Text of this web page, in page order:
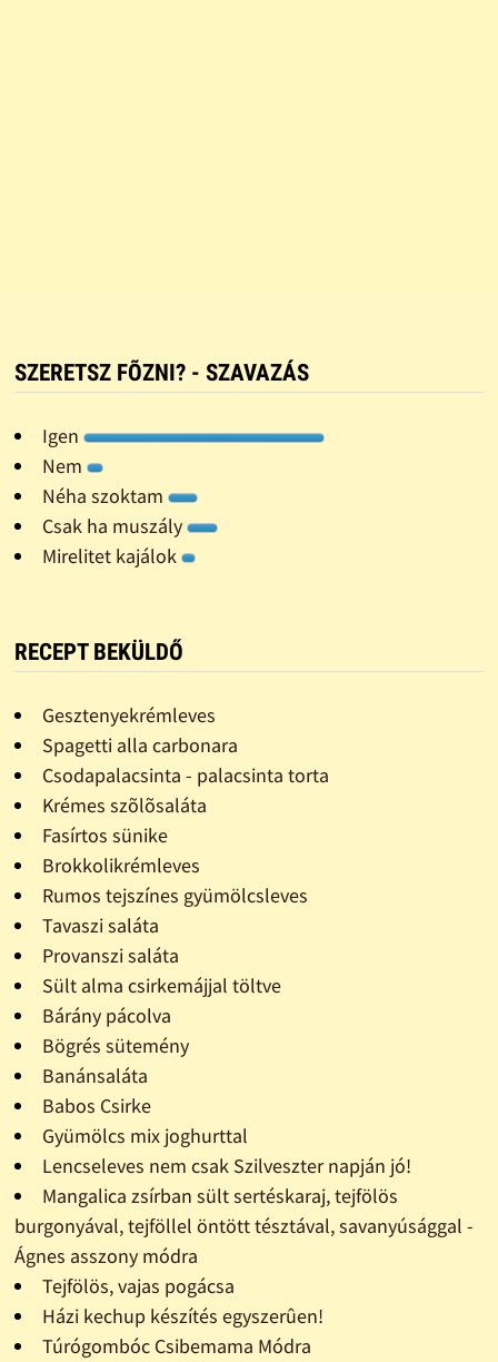
SZERETSZ FÕZNI? - SZAVAZÁS
Igen
Nem
Néha szoktam
Csak ha muszály
Mirelitet kajálok
RECEPT BEKÜLDŐ
Gesztenyekrémleves
Spagetti alla carbonara
Csodapalacsinta - palacsinta torta
Krémes szõlõsaláta
Fasírtos sünike
Brokkolikrémleves
Rumos tejszínes gyümölcsleves
Tavaszi saláta
Provanszi saláta
Sült alma csirkemájjal töltve
Bárány pácolva
Bögrés sütemény
Banánsaláta
Babos Csirke
Gyümölcs mix joghurttal
Lencseleves nem csak Szilveszter napján jó!
Mangalica zsírban sült sertéskaraj, tejfölös
burgonyával, tejföllel öntött tésztával, savanyúsággal -
Ágnes asszony módra
Tejfölös, vajas pogácsa
Házi kechup készítés egyszerûen!
Túrógombóc Csibemama Módra